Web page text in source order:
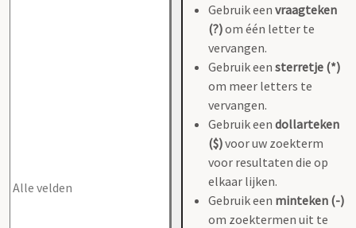
Gebruik een vraagteken
(?)om één letter te
vervangen.
Gebruik een sterretje (*)
om meer letters te
vervangen.
Gebruik een dollarteken
($)voor uw zoekterm
voor resultaten die op
elkaar lijken.
Gebruik een minteken (-)
om zoektermen uit te